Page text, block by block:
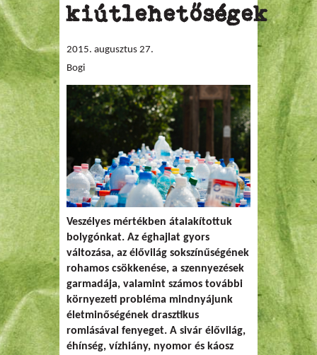
kiútlehetőségek
2015. augusztus 27.
Bogi
Veszélyes mértékben átalakítottuk
bolygónkat. Az éghajlat gyors
változása, az élővilág sokszínűségének
rohamos csökkenése, a szennyezések
garmadája, valamint számos további
környezeti probléma mindnyájunk
életminőségének drasztikus
romlásával fenyeget. A sivár élővilág,
éhínség, vízhiány, nyomor és káosz